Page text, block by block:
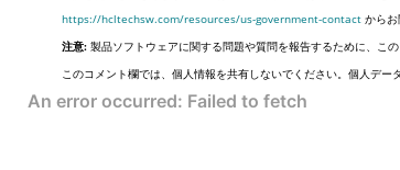
https://hcltechsw.com/resources/us-government-contact から
注意: 製品ソフトウェアに関する問題や質問を報告するために、こ
このコメント欄では、個人情報を共有しないでください。個人デー